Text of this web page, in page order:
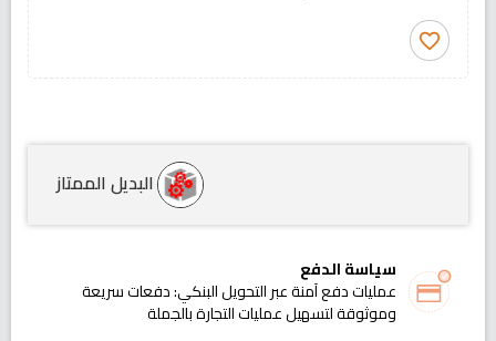
favorite_border
البديل الممتاز
سياسة الدفع
عمليات دفع آمنة عبر التحويل البنكي: دفعات سريعة
وموثوقة لتسهيل عمليات التجارة بالجملة